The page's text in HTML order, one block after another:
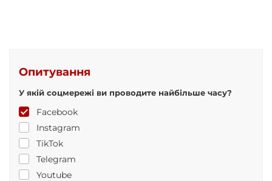
Опитування
У якій соцмережі ви проводите найбільше часу?
Facebook
Instagram
TikTok
Telegram
Youtube